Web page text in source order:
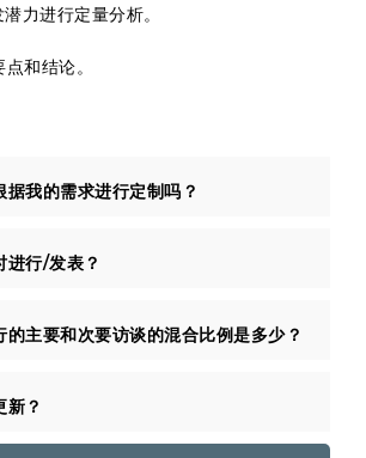
力进行定量分析。
和结论。
据我的需求进行定制吗？
进行/发表？
的主要和次要访谈的混合比例是多少？
新？